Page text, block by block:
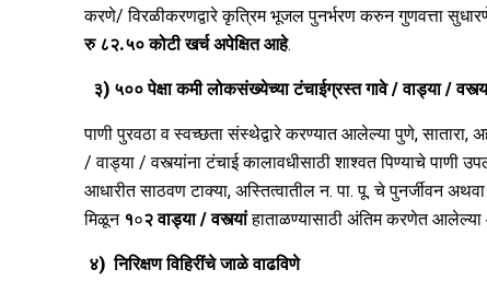
करणे/ विरळीकरणद्वारे कृत्रिम भूजल पुनर्भरण करुन गुणवत्ता
रु ८२.५०कोटी खर्च अपेक्षित आहे.
३) ५०० पेक्षा कमी लोकसंख्येच्या टंचाईग्रस्त गावे / वाड्या /
पाणी पुरवठा व स्वच्छता संस्थेद्वारे करण्यात आलेल्या पुणे, सातारा,
/ वाड्या / वस्त्यांना टंचाई कालावधीसाठी शाश्वत पिण्याचे
आधारीत साठवण टाक्या, अस्तित्वातील न. पा. पू. चे पुनर्जीवन
मिळून १०२ वाड्या / वस्त्यां हाताळण्यासाठी अंतिम करणेत
४)निरिक्षण विहिरींचे जाळे वाढविणे